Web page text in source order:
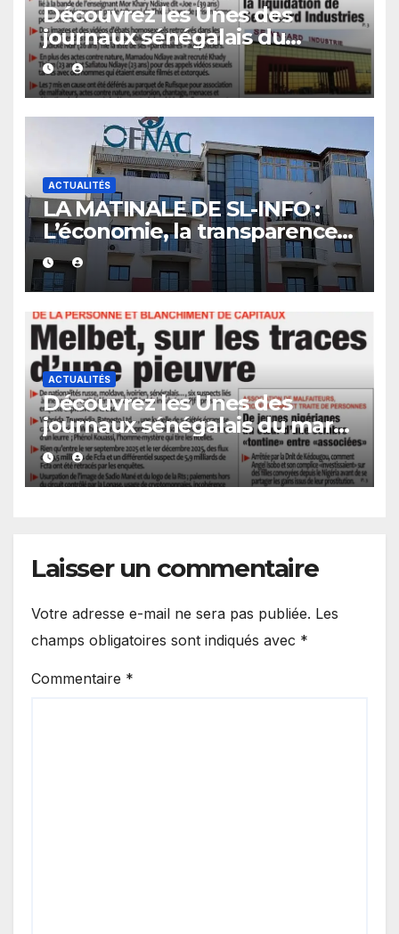
Découvrez les Unes des
journaux sénégalais du
mercredi 05 août 2026
ACTUALITÉS
LA MATINALE DE SL-INFO :
L’économie, la transparence
et d’autres sujets au menu
des quotidiens
ACTUALITÉS
Découvrez les Unes des
journaux sénégalais du mardi
04 août 2026
Laisser un commentaire
Votre adresse e-mail ne sera pas publiée. Les
champs obligatoires sont indiqués avec *
Commentaire *